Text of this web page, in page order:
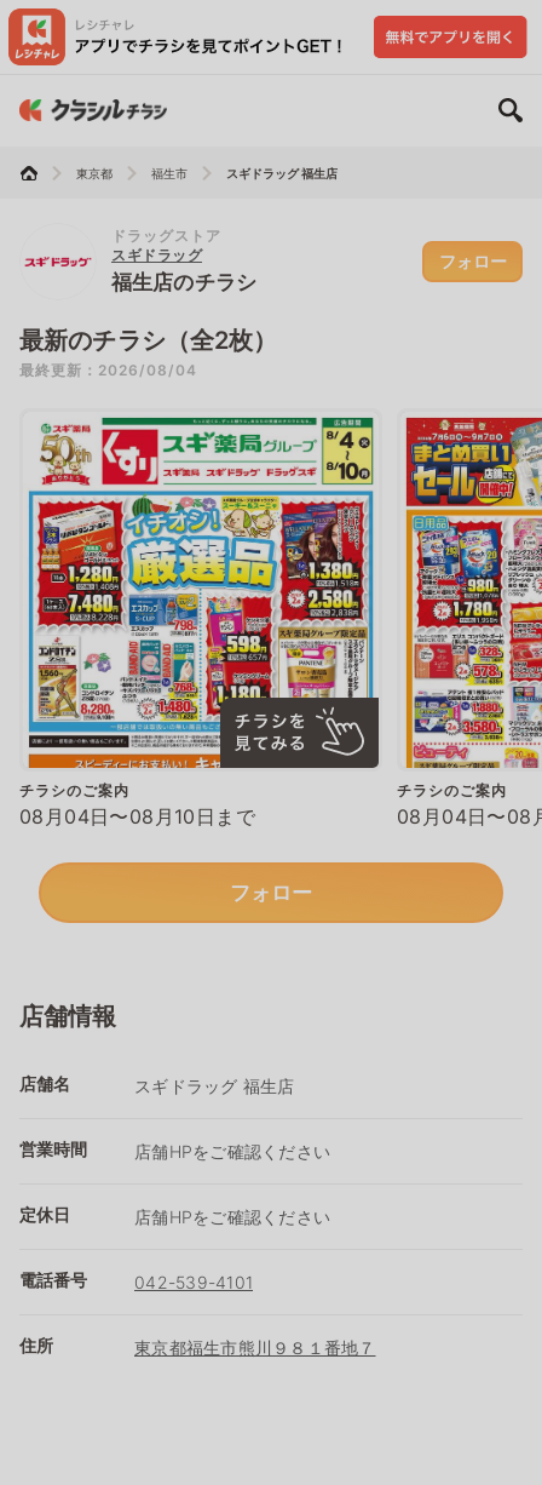
東京都 福生市 スギドラッグ 福生店
ドラッグストア
スギドラッグ
福生店のチラシ
フォロー
最新のチラシ（全2枚）
最終更新：2026/08/04
チラシのご案内
08月04日〜08月10日まで
チラシのご案内
08月04日〜08
フォロー
店舗情報
店舗名 スギドラッグ 福生店
営業時間 店舗HPをご確認ください
定休日 店舗HPをご確認ください
電話番号 042-539-4101
住所 東京都福生市熊川９８１番地７